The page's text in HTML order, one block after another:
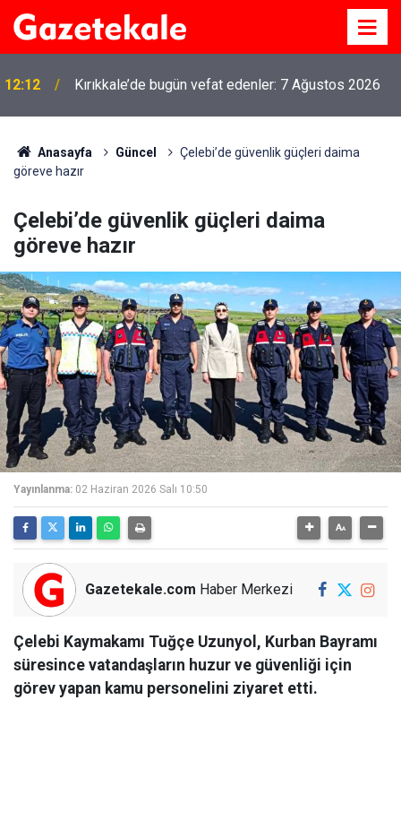
12:12 Kırıkkale’de bugün vefat edenler: 7 Ağustos 2026
Anasayfa Güncel
Çelebi’de güvenlik güçleri daima
göreve hazır
Çelebi’de güvenlik güçleri daima
göreve hazır
Yayınlanma: 02 Haziran 2026 Salı 10:50
Gazetekale.com Haber Merkezi
Çelebi Kaymakamı Tuğçe Uzunyol, Kurban Bayramı
süresince vatandaşların huzur ve güvenliği için
görev yapan kamu personelini ziyaret etti.